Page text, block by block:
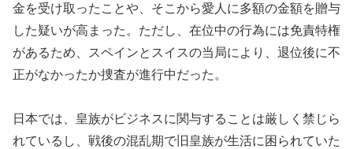
金を受け取ったことや、そこから愛人に多額の金額を贈与
した疑いが高まった。ただし、在位中の行為には免責特権
があるため、スペインとスイスの当局により、退位後に不
正がなかったか捜査が進行中だった。
日本では、皇族がビジネスに関与することは厳しく禁じら
れているし、戦後の混乱期で旧皇族が生活に困られていた